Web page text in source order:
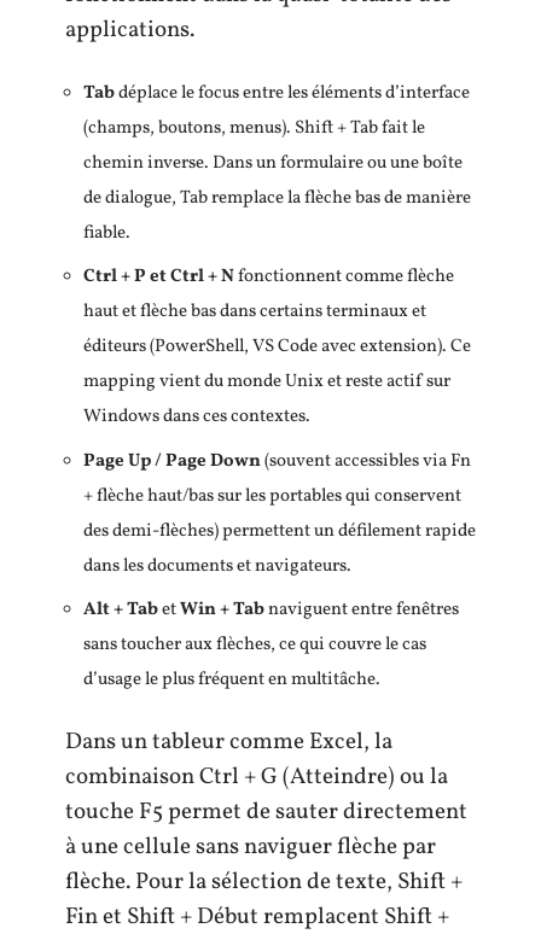
applications.
Tabdéplace le focus entre les éléments d’interface
(champs, boutons, menus). Shift + Tab fait le
chemin inverse. Dans un formulaire ou une boîte
de dialogue, Tab remplace la flèche bas de manière
fiable.
Ctrl + P et Ctrl + Nfonctionnent comme flèche
haut et flèche bas dans certains terminaux et
éditeurs (PowerShell, VS Code avec extension). Ce
mapping vient du monde Unix et reste actif sur
Windows dans ces contextes.
Page Up / Page Down(souvent accessibles via Fn
+ flèche haut/bas sur les portables qui conservent
des demi-flèches) permettent un défilement rapide
dans les documents et navigateurs.
Alt + TabetWin + Tabnaviguent entre fenêtres
sans toucher aux flèches, ce qui couvre le cas
d’usage le plus fréquent en multitâche.
Dans un tableur comme Excel, la
combinaison Ctrl + G (Atteindre) ou la
touche F5 permet de sauter directement
à une cellule sans naviguer flèche par
flèche. Pour la sélection de texte, Shift +
Fin et Shift + Début remplacent Shift +